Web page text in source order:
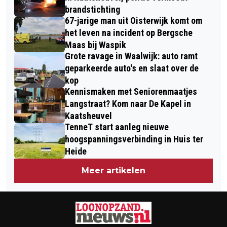
brandstichting
67-jarige man uit Oisterwijk komt om
het leven na incident op Bergsche
Maas bij Waspik
Grote ravage in Waalwijk: auto ramt
geparkeerde auto's en slaat over de
kop
Kennismaken met Seniorenmaatjes
Langstraat? Kom naar De Kapel in
Kaatsheuvel
TenneT start aanleg nieuwe
hoogspanningsverbinding in Huis ter
Heide
Meer artikelen